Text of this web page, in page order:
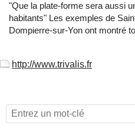
"Que la plate-forme sera aussi
habitants" Les exemples de
Dompierre-sur-Yon ont montré
http://www.trivalis.fr